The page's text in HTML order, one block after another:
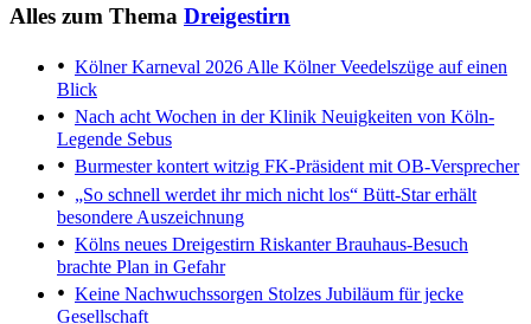
Alles zum Thema Dreigestirn
Kölner Karneval 2026 Alle Kölner Veedelszüge auf einen
Blick
Nach acht Wochen in der Klinik Neuigkeiten von Köln-
Legende Sebus
Burmester kontert witzig FK-Präsident mit OB-Versprecher
„So schnell werdet ihr mich nicht los“ Bütt-Star erhält
besondere Auszeichnung
Kölns neues Dreigestirn Riskanter Brauhaus-Besuch
brachte Plan in Gefahr
Keine Nachwuchssorgen Stolzes Jubiläum für jecke
Gesellschaft